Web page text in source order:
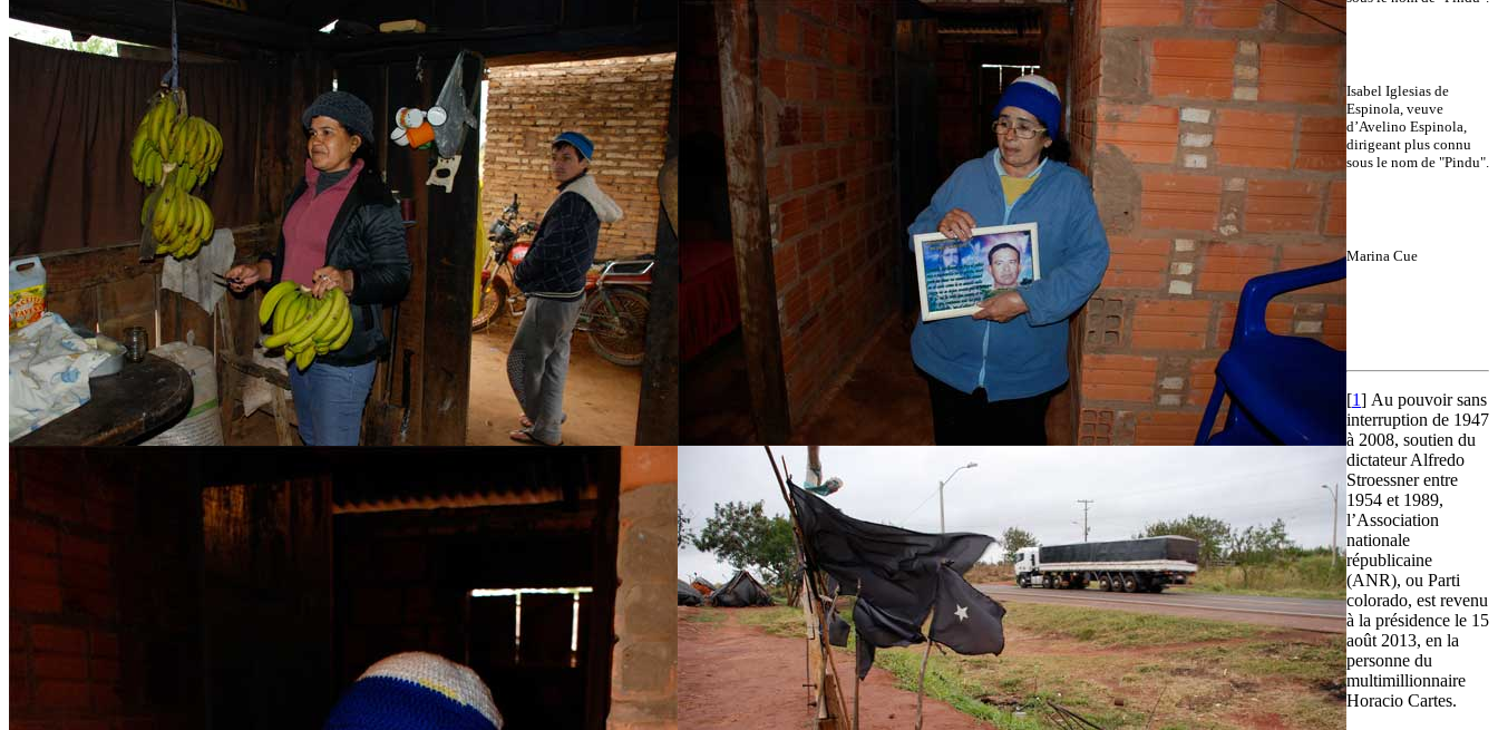
Isabel Iglesias de
Espinola, veuve
d’Avelino Espinola,
dirigeant plus connu
sous le nom de "Pindu".
Marina Cue
[1] Au pouvoir sans
interruption de 1947
à 2008, soutien du
dictateur Alfredo
Stroessner entre
1954 et 1989,
l’Association
nationale
républicaine
(ANR), ou Parti
colorado, est revenu
à la présidence le 15
août 2013, en la
personne du
multimillionnaire
Horacio Cartes.